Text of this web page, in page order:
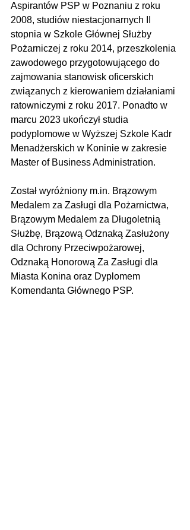
Aspirantów PSP w Poznaniu z roku
2008, studiów niestacjonarnych II
stopnia w Szkole Głównej Służby
Pożarniczej z roku 2014, przeszkolenia
zawodowego przygotowującego do
zajmowania stanowisk oficerskich
związanych z kierowaniem działaniami
ratowniczymi z roku 2017. Ponadto w
marcu 2023 ukończył studia
podyplomowe w Wyższej Szkole Kadr
Menadżerskich w Koninie w zakresie
Master of Business Administration.
Został wyróżniony m.in. Brązowym
Medalem za Zasługi dla Pożarnictwa,
Brązowym Medalem za Długoletnią
Służbę, Brązową Odznaką Zasłużony
dla Ochrony Przeciwpożarowej,
Odznaką Honorową Za Zasługi dla
Miasta Konina oraz Dyplomem
Komendanta Głównego PSP.